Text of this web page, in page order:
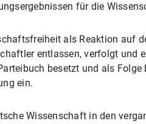
für die
als Reaktion auf
entlassen, verfolgt und
besetzt und als
ein.
Wissenschaft in den